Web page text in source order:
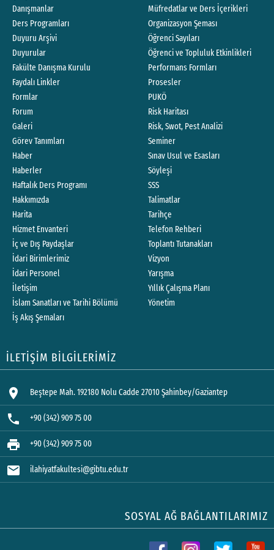
Danışmanlar
Ders Programları
Duyuru Arşivi
Duyurular
Fakülte Danışma Kurulu
Faydalı Linkler
Formlar
Forum
Galeri
Görev Tanımları
Haber
Haberler
Haftalık Ders Programı
Hakkımızda
Harita
Hizmet Envanteri
İç ve Dış Paydaşlar
İdari Birimlerimiz
İdari Personel
İletişim
İslam Sanatları ve Tarihi Bölümü
İş Akış Şemaları
Müfredatlar ve Ders İçerikleri
Organizasyon Şeması
Öğrenci Sayıları
Öğrenci ve Topluluk Etkinlikleri
Performans Formları
Prosesler
PUKÖ
Risk Haritası
Risk, Swot, Pest Analizi
Seminer
Sınav Usul ve Esasları
Söyleşi
SSS
Talimatlar
Tarihçe
Telefon Rehberi
Toplantı Tutanakları
Vizyon
Yarışma
Yıllık Çalışma Planı
Yönetim
İLETİŞİM BİLGİLERİMİZ
location_on Beştepe Mah. 192180 Nolu Cadde 27010 Şahinbey/Gaziantep
phone +90 (342) 909 75 00
print +90 (342) 909 75 00
mail ilahiyatfakultesi@gibtu.edu.tr
SOSYAL AĞ BAĞLANTILARIMIZ